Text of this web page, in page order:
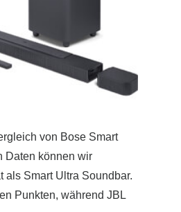
von Bose Smart
Daten können wir
Smart Ultra Soundbar.
Punkten, während JBL